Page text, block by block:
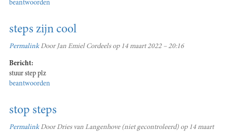
beantwoorden
steps zijn cool
PermalinkDoorJan Emiel Cordeelsop 14 maart 2022 – 20:16
Bericht:
stuur step plz
beantwoorden
stop steps
PermalinkDoorDries van Langenhove (niet gecontroleerd) op 14 maart